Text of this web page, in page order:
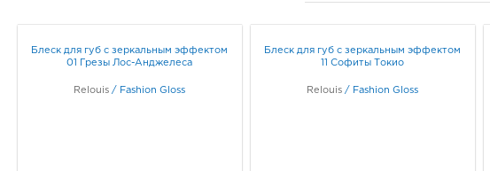
Блеск для губ с зеркальным эффектом
01 Грезы Лос-Анджелеса
Relouis / Fashion Gloss
Блеск для губ с зеркальным эффектом
11 Софиты Токио
Relouis / Fashion Gloss